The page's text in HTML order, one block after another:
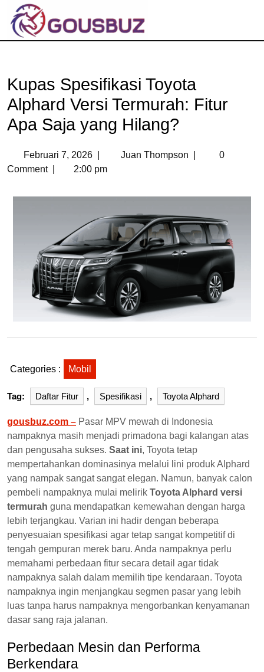
Kupas Spesifikasi Toyota
Alphard Versi Termurah: Fitur
Apa Saja yang Hilang?
Februari 7, 2026 Juan Thompson
0
Comment
2:00 pm
Categories : Mobil
Tag: Daftar Fitur , Spesifikasi , Toyota Alphard
gousbuz.com – Pasar MPV mewah di Indonesia
nampaknya masih menjadi primadona bagi kalangan atas
dan pengusaha sukses. Saat ini, Toyota tetap
mempertahankan dominasinya melalui lini produk Alphard
yang nampak sangat sangat elegan. Namun, banyak calon
pembeli nampaknya mulai melirik Toyota Alphard versi
termurah guna mendapatkan kemewahan dengan harga
lebih terjangkau. Varian ini hadir dengan beberapa
penyesuaian spesifikasi agar tetap sangat kompetitif di
tengah gempuran merek baru. Anda nampaknya perlu
memahami perbedaan fitur secara detail agar tidak
nampaknya salah dalam memilih tipe kendaraan. Toyota
nampaknya ingin menjangkau segmen pasar yang lebih
luas tanpa harus nampaknya mengorbankan kenyamanan
dasar sang raja jalanan.
Perbedaan Mesin dan Performa
Berkendara